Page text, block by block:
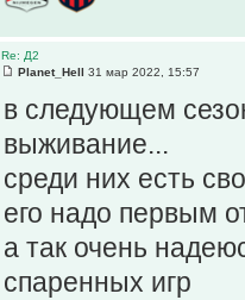
Re: Д2
Planet_Hell 31 мар 2022, 15:57
в следующем
выживание...
среди них есть
его надо первым
а так очень
спаренных игр